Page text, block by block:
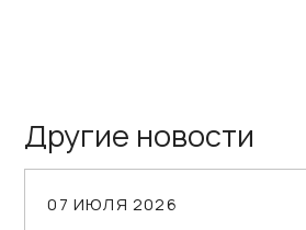
Другие новости
07 ИЮЛЯ 2026